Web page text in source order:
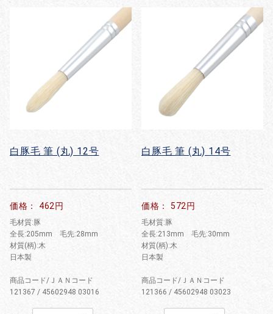
白豚毛 筆 (丸) 12号
価格： 462円
毛材質:豚
全長:205mm 毛先:28mm
材質(柄):木
日本製
商品コード/ＪＡＮコード
121367 / 45602948 03016
白豚毛 筆 (丸) 14号
価格： 572円
毛材質:豚
全長:213mm 毛先:30mm
材質(柄):木
日本製
商品コード/ＪＡＮコード
121366 / 45602948 03023